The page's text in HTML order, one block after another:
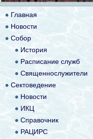
● Главная
● Новости
● Собор
● История
● Расписание служб
● Священнослужители
● Сектоведение
● Новости
●ИКЦ
● Справочник
● РАЦИРС